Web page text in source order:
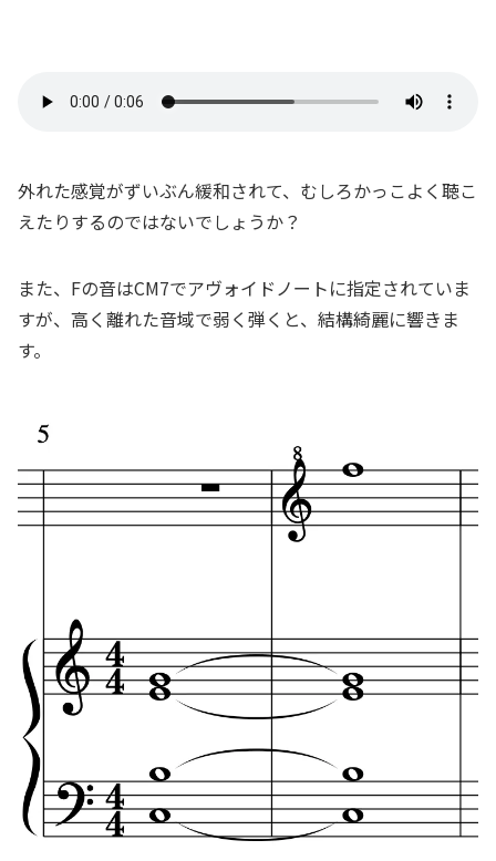
外れた感覚がずいぶん緩和されて、むしろかっこよく聴こ
えたりするのではないでしょうか？
また、Fの音はCM7でアヴォイドノートに指定されていま
すが、高く離れた音域で弱く弾くと、結構綺麗に響きま
す。